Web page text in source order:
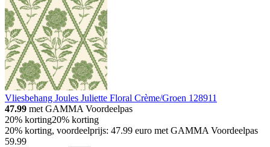
Vliesbehang Joules Juliette Floral Crème/Groen 128911
47.99 met GAMMA Voordeelpas
20% korting20% korting
20% korting, voordeelprijs: 47.99 euro met GAMMA Voordeelpas
59.99